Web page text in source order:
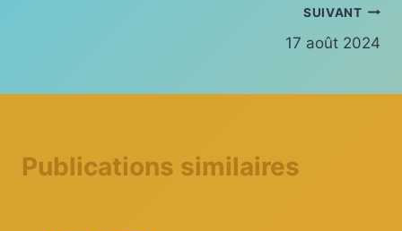
l’article
SUIVANT
17 août 2024
Publications similaires